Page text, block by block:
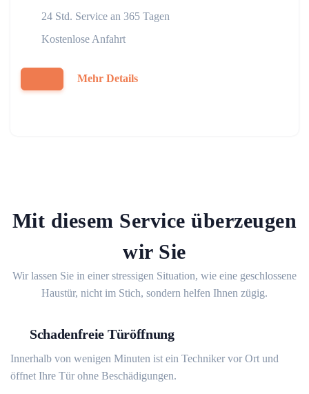
24 Std. Service an 365 Tagen
Kostenlose Anfahrt
Mehr Details
Mit diesem Service überzeugen
wir Sie
Wir lassen Sie in einer stressigen Situation, wie eine geschlossene
Haustür, nicht im Stich, sondern helfen Ihnen zügig.
Schadenfreie Türöffnung
Innerhalb von wenigen Minuten ist ein Techniker vor Ort und
öffnet Ihre Tür ohne Beschädigungen.